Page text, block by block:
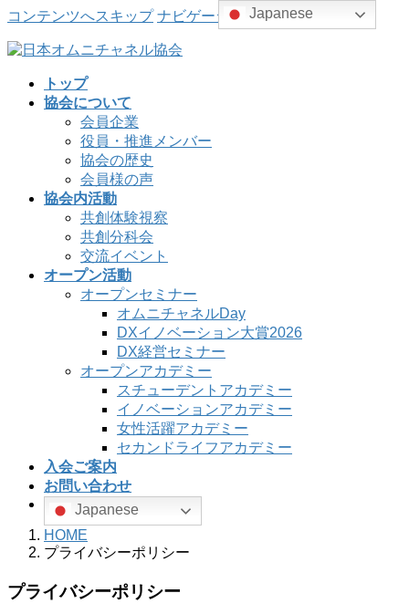
コンテンツへスキップ ナビゲーションに移動
トップ
協会について
会員企業
役員・推進メンバー
協会の歴史
会員様の声
協会内活動
共創体験視察
共創分科会
交流イベント
オープン活動
オープンセミナー
オムニチャネルDay
DXイノベーション大賞2026
DX経営セミナー
オープンアカデミー
スチューデントアカデミー
イノベーションアカデミー
女性活躍アカデミー
セカンドライフアカデミー
入会ご案内
お問い合わせ
Japanese
HOME
プライバシーポリシー
プライバシーポリシー
Japanese